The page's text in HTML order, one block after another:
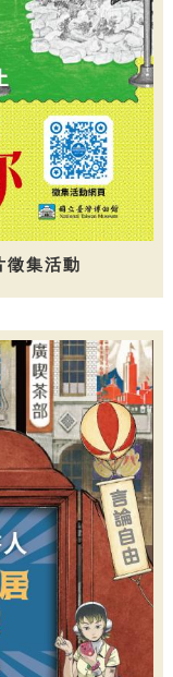
徵集活動